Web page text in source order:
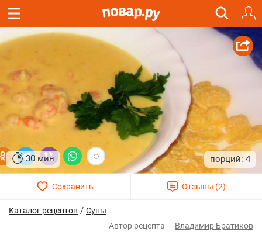
30 мин 4
Каталог рецептов / Супы
Владимир Братиков